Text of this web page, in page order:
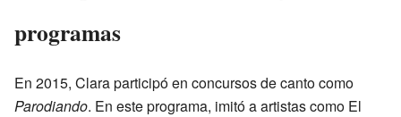
programas
En 2015, Clara participó en concursos de canto como
Parodiando. En este programa, imitó a artistas como El